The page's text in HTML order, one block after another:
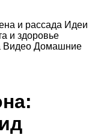
и рассада Идеи
и здоровье
Видео Домашние